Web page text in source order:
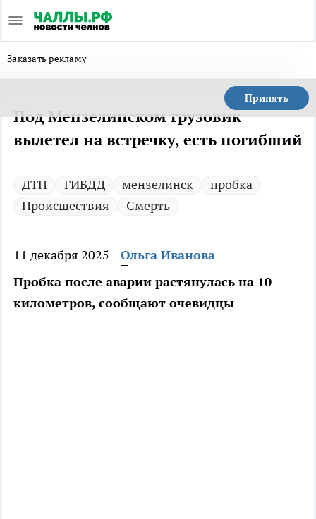
Заказать рекламу
Принять
Под Мензелинском грузовик
вылетел на встречку, есть погибший
ДТП ГИБДД мензелинск
пробка
Происшествия
Смерть
11 декабря 2025
Ольга Иванова
Пробка после аварии растянулась на 10
километров, сообщают очевидцы